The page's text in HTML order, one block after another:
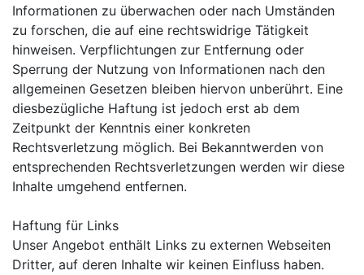
Informationen zu überwachen oder nach Umständen
zu forschen, die auf eine rechtswidrige Tätigkeit
hinweisen. Verpflichtungen zur Entfernung oder
Sperrung der Nutzung von Informationen nach den
allgemeinen Gesetzen bleiben hiervon unberührt. Eine
diesbezügliche Haftung ist jedoch erst ab dem
Zeitpunkt der Kenntnis einer konkreten
Rechtsverletzung möglich. Bei Bekanntwerden von
entsprechenden Rechtsverletzungen werden wir diese
Inhalte umgehend entfernen.
Haftung für Links
Unser Angebot enthält Links zu externen Webseiten
Dritter, auf deren Inhalte wir keinen Einfluss haben.